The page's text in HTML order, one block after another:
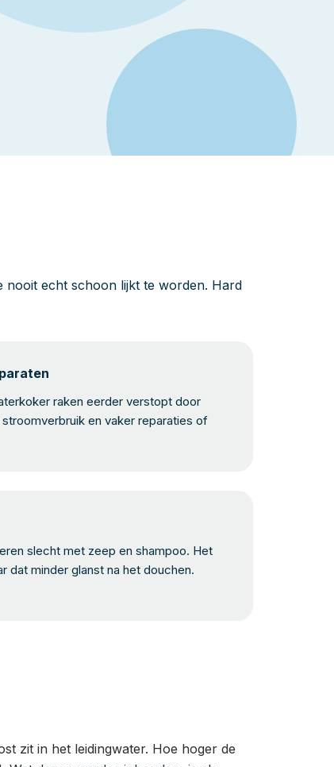
nooit echt schoon lijkt te worden. Hard
raken eerder verstopt door
en vaker reparaties of
slecht met zeep en shampoo. Het
dat minder glanst na het douchen.
zit in het leidingwater. Hoe hoger de